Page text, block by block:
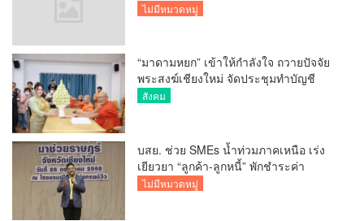
ไม่มีหมวดหมู่
“มาดามหยก” เข้าให้กำลังใจ ถวายปัจจัย
พระสงฆ์เชียงใหม่ จัดประชุมทำบัญชี
รายรับรายจ่ายของวัด กว่า 300 รูป ที่วัด
สังคม
บสย. ช่วย SMEs น้ำท่วมภาคเหนือ เร่ง
เยียวยา “ลูกค้า-ลูกหนี้” พักชำระค่า
ธรรมเนียม-ค่างวด
ไม่มีหมวดหมู่